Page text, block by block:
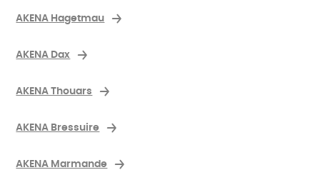
AKENA Hagetmau
AKENA Dax
AKENA Thouars
AKENA Bressuire
AKENA Marmande